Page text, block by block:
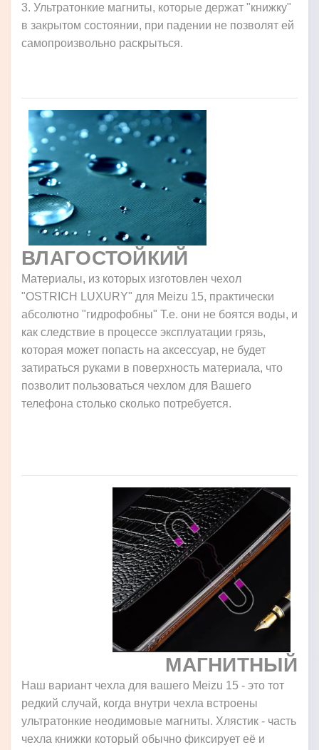
3. Ультратонкие магниты, которые держат "книжку"
в закрытом состоянии, при падении не позволят ей
самопроизвольно раскрыться.
ВЛАГОСТОЙКИЙ
Материалы, из которых изготовлен чехол
"OSTRICH LUXURY" для Meizu 15, практически
абсолютно "гидрофобны" Т.е. они не боятся воды, и
как следствие в процессе эксплуатации грязь,
которая может попасть на аксессуар, не будет
затираться руками в поверхность материала, что
позволит пользоваться чехлом для Вашего
телефона столько сколько потребуется.
МАГНИТНЫЙ
Наш вариант чехла для вашего Meizu 15 - это тот
редкий случай, когда внутри чехла встроены
ультратонкие неодимовые магниты. Хлястик - часть
чехла книжки который обычно фиксирует её и